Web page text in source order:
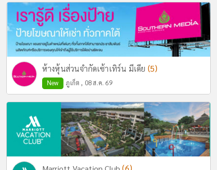
ห้างหุ้นส่วนจำกัดเซ้าเทิร์น มีเดีย (5)
New ภูเก็ต , 08 ส.ค. 69